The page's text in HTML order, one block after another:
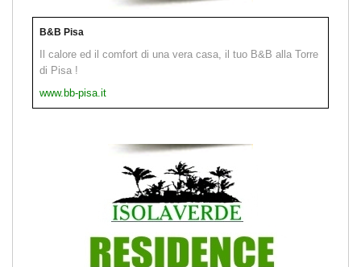
B&B Pisa
Il calore ed il comfort di una vera casa, il tuo B&B alla Torre
di Pisa !
www.bb-pisa.it